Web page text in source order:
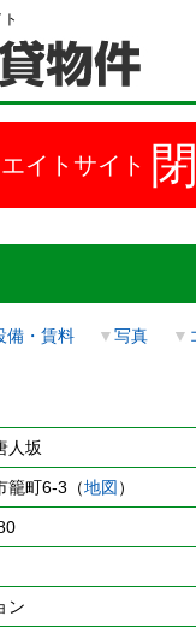
イトサイト
備・賃料 ▼写真 ▼
人坂
籠町6-3（地図）
ン